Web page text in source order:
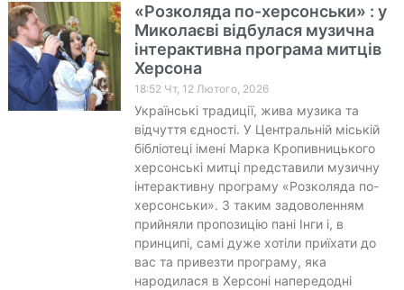
«Розколяда по-херсонськи» : у
Миколаєві відбулася музична
інтерактивна програма митців
Херсона
18:52 Чт, 12 Лютого, 2026
Українські традиції, жива музика та
відчуття єдності. У Центральній міській
бібліотеці імені Марка Кропивницького
херсонські митці представили музичну
інтерактивну програму «Розколяда по-
херсонськи». З таким задоволенням
прийняли пропозицію пані Інги і, в
принципі, самі дуже хотіли приїхати до
вас та привезти програму, яка
народилася в Херсоні напередодні